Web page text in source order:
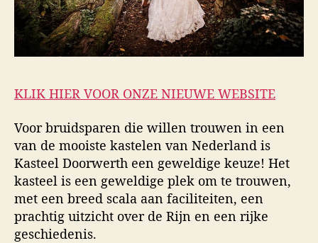
KLIK HIER VOOR ONZE NIEUWE WEBSITE
Voor bruidsparen die willen trouwen in een
van de mooiste kastelen van Nederland is
Kasteel Doorwerth een geweldige keuze! Het
kasteel is een geweldige plek om te trouwen,
met een breed scala aan faciliteiten, een
prachtig uitzicht over de Rijn en een rijke
geschiedenis.